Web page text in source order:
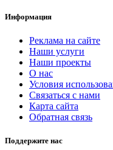
Информация
Реклама на сайте
Наши услуги
Наши проекты
О нас
Условия
Связаться с нами
Карта сайта
Обратная связь
Поддержите нас